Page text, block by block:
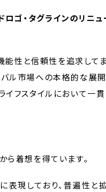
ゴ・タグラインのリニュ
性と信頼性を追求して
ル市場への本格的な展
イフスタイルにおいて一
ら着想を得ています。
表現しており、普遍性と